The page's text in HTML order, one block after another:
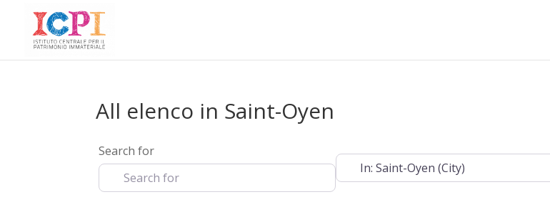
All elenco in Saint-Oyen
Search for
Near